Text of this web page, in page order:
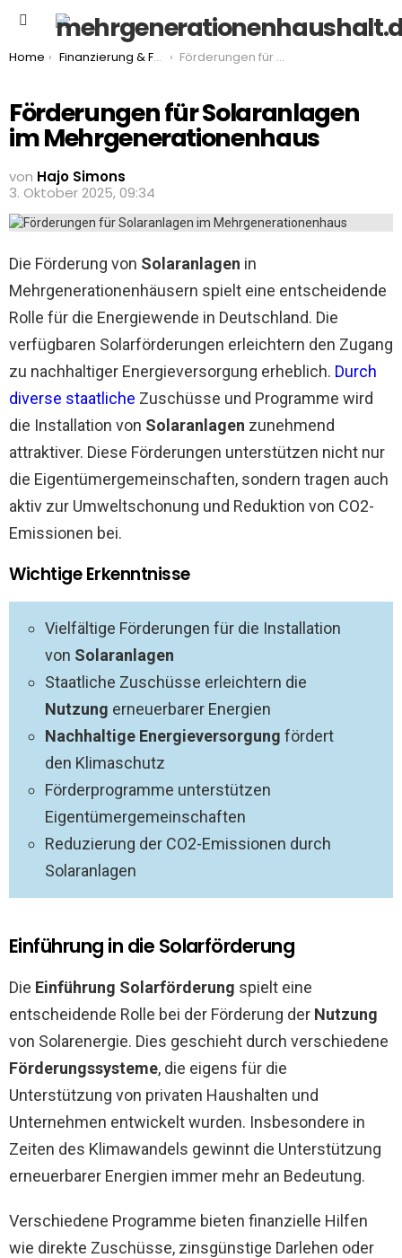
You are here:
Home Finanzierung & Förderung Förderungen für Solaranlagen im Mehrgenerationenhaus
Förderungen für Solaranlagen
im Mehrgenerationenhaus
von Hajo Simons
3. Oktober 2025, 09:34
Die Förderung von Solaranlagen in
Mehrgenerationenhäusern spielt eine entscheidende
Rolle für die Energiewende in Deutschland. Die
verfügbaren Solarförderungen erleichtern den Zugang
zu nachhaltiger Energieversorgung erheblich. Durch
diverse staatliche Zuschüsse und Programme wird
die Installation von Solaranlagen zunehmend
attraktiver. Diese Förderungen unterstützen nicht nur
die Eigentümergemeinschaften, sondern tragen auch
aktiv zur Umweltschonung und Reduktion von CO2-
Emissionen bei.
Wichtige Erkenntnisse
Vielfältige Förderungen für die Installation
von Solaranlagen
Staatliche Zuschüsse erleichtern die
Nutzung erneuerbarer Energien
Nachhaltige Energieversorgung fördert
den Klimaschutz
Förderprogramme unterstützen
Eigentümergemeinschaften
Reduzierung der CO2-Emissionen durch
Solaranlagen
Einführung in die Solarförderung
Die Einführung Solarförderung spielt eine
entscheidende Rolle bei der Förderung der Nutzung
von Solarenergie. Dies geschieht durch verschiedene
Förderungssysteme, die eigens für die
Unterstützung von privaten Haushalten und
Unternehmen entwickelt wurden. Insbesondere in
Zeiten des Klimawandels gewinnt die Unterstützung
erneuerbarer Energien immer mehr an Bedeutung.
Verschiedene Programme bieten finanzielle Hilfen
wie direkte Zuschüsse, zinsgünstige Darlehen oder